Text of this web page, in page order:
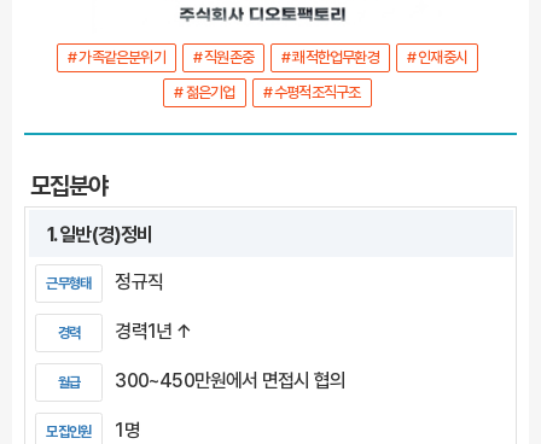
# 가족같은분위기 # 직원존중 # 쾌적한업무환경
# 인재중시
# 젊은기업
# 수평적조직구조
모집분야
1. 일반(경)정비
근무형태 정규직
경력 경력1년 ↑
월급 300~450만원에서 면접시 협의
모집인원 1명